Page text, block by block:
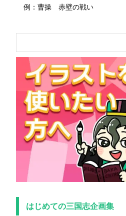
例：曹操 赤壁の戦い
はじめての三国志企画集